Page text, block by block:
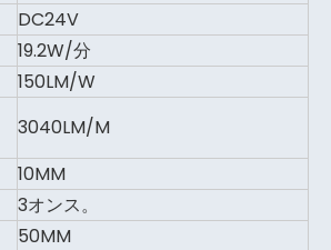
DC24V
19.2W/分
150LM/W
3040LM/M
10MM
3オンス。
50MM